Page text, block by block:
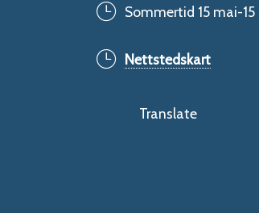
Sommertid 15 mai-
Nettstedskart
Translate